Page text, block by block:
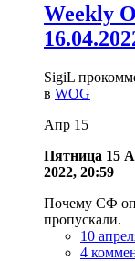
Weekly
SigiL
в WOG
Апр 15
Пятница 15
2022, 20:59
Почему СФ
пропускали.
10
4